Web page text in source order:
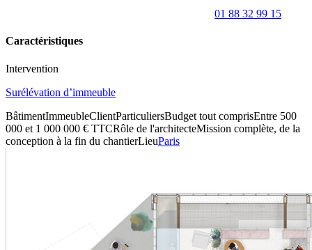
01 88 32 99 15
Caractéristiques
Intervention
Surélévation d’immeuble
BâtimentImmeubleClientParticuliersBudget tout comprisEntre 500
000 et 1 000 000 € TTCRôle de l'architecteMission complète, de la
conception à la fin du chantierLieuParis